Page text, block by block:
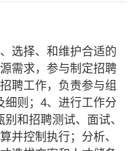
选择、和维护合适的
需求，参与制定招聘
聘工作，负责参与组
细则；4、进行工作分
和招聘测试、面试、
并控制执行；分析、